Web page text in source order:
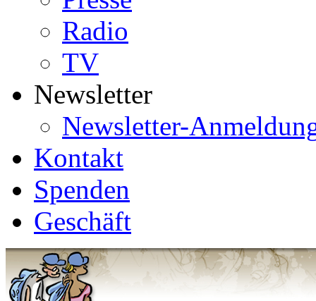
Radio
TV
Newsletter
Newsletter-
Kontakt
Spenden
Geschäft